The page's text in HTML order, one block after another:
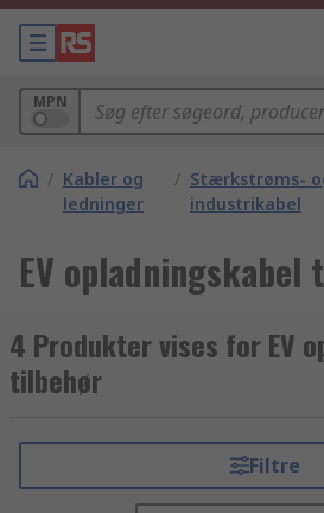
MPN
/ Kabler og
ledninger
/ Stærkstrøms-
industrikabel
EV opladningskabel
4 Produkter vises for EV
tilbehør
Filtre